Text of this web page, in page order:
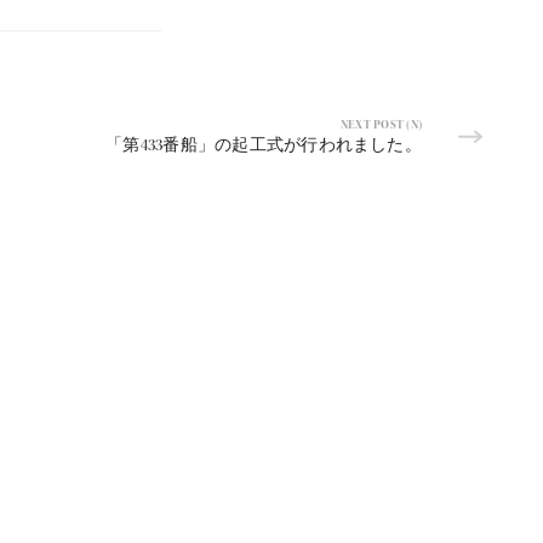
NEXT POST (N)
「第433番船」の起工式が行われました。